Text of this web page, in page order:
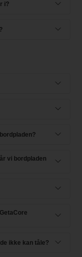
i?
vi bordpladen
ikke kan tåle?